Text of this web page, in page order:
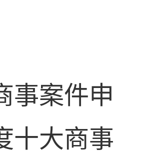
事案件申
十大商事